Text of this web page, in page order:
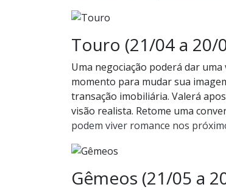
Touro (21/04 a 20/
Uma negociação poderá dar
momento para mudar sua
transação imobiliária. Valerá
visão realista. Retome uma
podem viver romance nos
Gêmeos (21/05 a